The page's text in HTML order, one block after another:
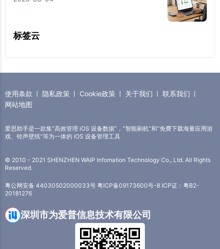
标签云
使用条款 隐私政策 Cookie政策 关于我们
联系我们
网站地图
爱思助手是一款集“高效管理 iOS 设备数据”，“智能刷机”和“免费下载海量应用游
戏、铃声壁纸”等为一体的 iOS 设备管理工具
© 2010 - 2021 SHENZHEN WAIP Infomation Technology Co., Ltd. All Rights
Reserved.
粤公网安备 44030502000033号 粤ICP备09173600号-8 ICP证：粤B2-
20181276
深圳市为爱普信息技术有限公司